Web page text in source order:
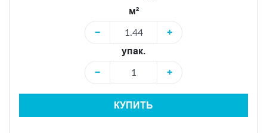
м²
−
+
упак.
−
+
КУПИТЬ